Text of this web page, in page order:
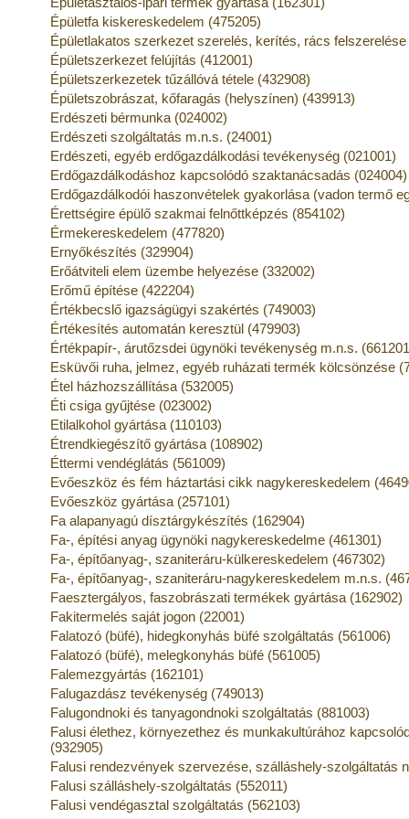
Épületfa kiskereskedelem (475205)
Épületlakatos szerkezet szerelés, kerítés, rács felszerelése
Épületszerkezet felújítás (412001)
Épületszerkezetek tűzállóvá tétele (432908)
Épületszobrászat, kőfaragás (helyszínen) (439913)
Erdészeti bérmunka (024002)
Erdészeti szolgáltatás m.n.s. (24001)
Erdészeti, egyéb erdőgazdálkodási tevékenység (021001)
Erdőgazdálkodáshoz kapcsolódó szaktanácsadás (024004)
Erdőgazdálkodói haszonvételek gyakorlása (vadon termő
Érettségire épülő szakmai felnőttképzés (854102)
Érmekereskedelem (477820)
Ernyőkészítés (329904)
Erőátviteli elem üzembe helyezése (332002)
Erőmű építése (422204)
Értékbecslő igazságügyi szakértés (749003)
Értékesítés automatán keresztül (479903)
Értékpapír-, árutőzsdei ügynöki tevékenység m.n.s.
Esküvői ruha, jelmez, egyéb ruházati termék kölcsönzése
Étel házhozszállítása (532005)
Éti csiga gyűjtése (023002)
Etilalkohol gyártása (110103)
Étrendkiegészítő gyártása (108902)
Éttermi vendéglátás (561009)
Evőeszköz és fém háztartási cikk nagykereskedelem
Evőeszköz gyártása (257101)
Fa alapanyagú dísztárgykészítés (162904)
Fa-, építési anyag ügynöki nagykereskedelme (461301)
Fa-, építőanyag-, szaniteráru-külkereskedelem (467302)
Fa-, építőanyag-, szaniteráru-nagykereskedelem m.n.s.
Faesztergályos, faszobrászati termékek gyártása (162902)
Fakitermelés saját jogon (22001)
Falatozó (büfé), hidegkonyhás büfé szolgáltatás (561006)
Falatozó (büfé), melegkonyhás büfé (561005)
Falemezgyártás (162101)
Falugazdász tevékenység (749013)
Falugondnoki és tanyagondnoki szolgáltatás (881003)
Falusi élethez, környezethez és munkakultúrához
(932905)
Falusi rendezvények szervezése, szálláshely-szolgáltatás
Falusi szálláshely-szolgáltatás (552011)
Falusi vendégasztal szolgáltatás (562103)